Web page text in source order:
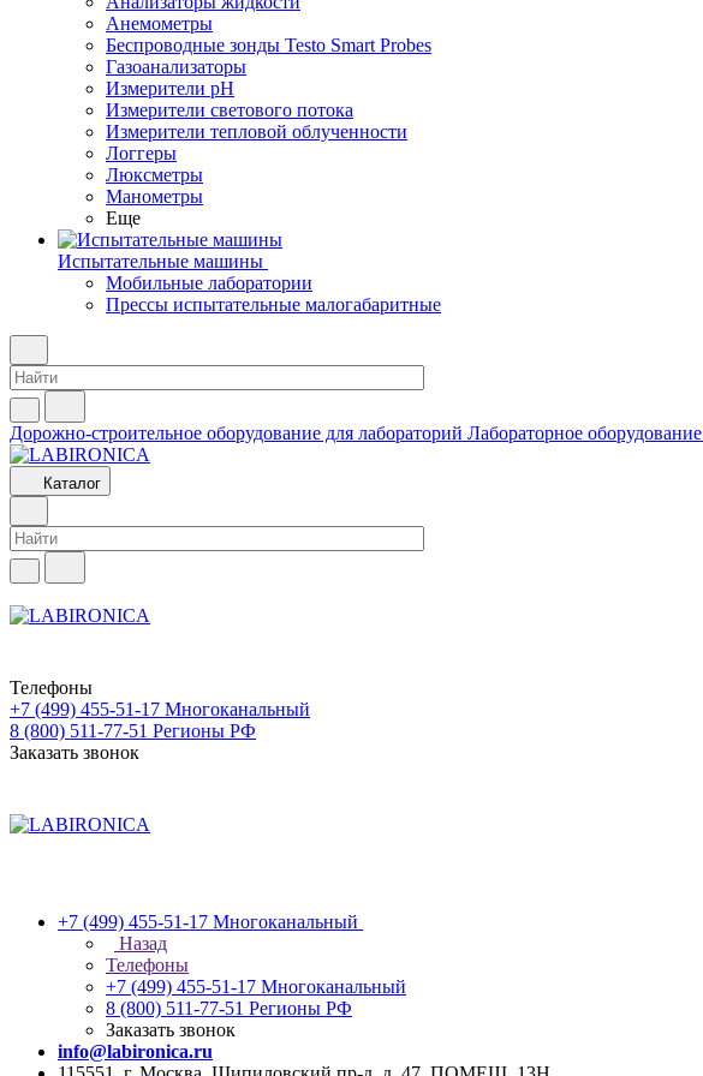
Анемометры
Беспроводные зонды Testo Smart Probes
Газоанализаторы
Измерители pH
Измерители светового потока
Измерители тепловой облученности
Логгеры
Люксметры
Манометры
Еще
Испытательные машины
Мобильные лаборатории
Прессы испытательные малогабаритные
Дорожно-строительное оборудование для лабораторий Лабораторное оборудование
Каталог
Телефоны
+7 (499) 455-51-17 Многоканальный
8 (800) 511-77-51 Регионы РФ
Заказать звонок
+7 (499) 455-51-17 Многоканальный
Назад
Телефоны
+7 (499) 455-51-17 Многоканальный
8 (800) 511-77-51 Регионы РФ
Заказать звонок
info@labironica.ru